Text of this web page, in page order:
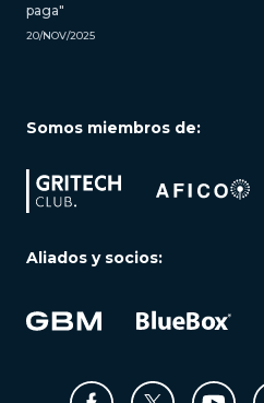
paga"
20/NOV/2025
Somos miembros de:
Aliados y socios: